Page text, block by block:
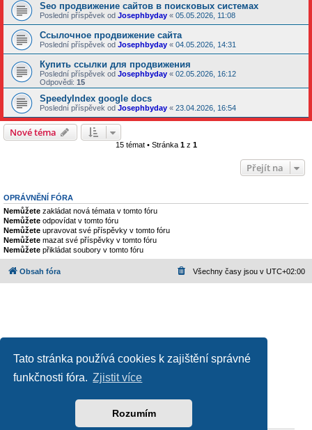
Tato stránka používá cookies k zajištění správné
funkčnosti fóra. Zjistit více
Rozumím
Seo продвижение сайтов в поисковых системах
Poslední příspěvek od Josephbyday « 05.05.2026, 11:08
Ссылочное продвижение сайта
Poslední příspěvek od Josephbyday « 04.05.2026, 14:31
Купить ссылки для продвижения
Poslední příspěvek od Josephbyday « 02.05.2026, 16:12
Odpovědi: 15
SpeedyIndex google docs
Poslední příspěvek od Josephbyday « 23.04.2026, 16:54
Nové téma
15 témat • Stránka 1z 1
Přejít na
OPRÁVNĚNÍ FÓRA
Nemůžete zakládat nová témata v tomto fóru
Nemůžete odpovídat v tomto fóru
Nemůžete upravovat své příspěvky v tomto fóru
Nemůžete mazat své příspěvky v tomto fóru
Nemůžete přikládat soubory v tomto fóru
Obsah fóra Všechny časy jsou v UTC+02:00
Český překlad –phpBB.cz
Ochrana soukromí|Podmínky pro užívání